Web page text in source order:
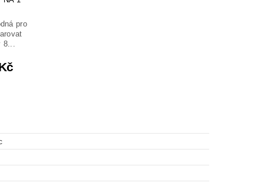
pro